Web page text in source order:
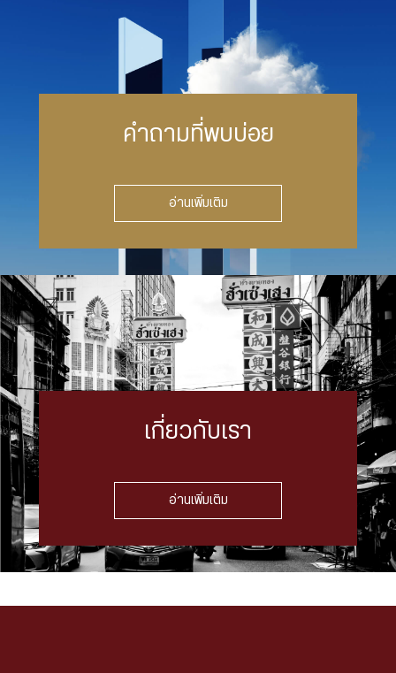
คำถามที่พบบ่อย
อ่านเพิ่มเติม
เกี่ยวกับเรา
อ่านเพิ่มเติม